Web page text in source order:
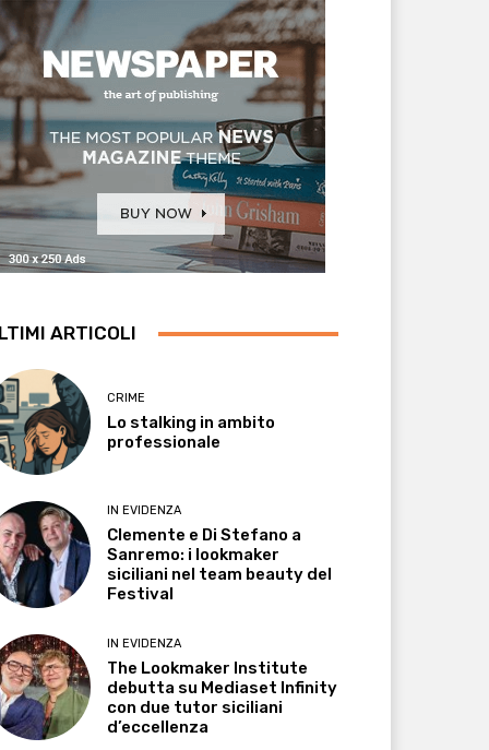
ARTICOLI
CRIME
Lo stalking in ambito
professionale
IN EVIDENZA
Clemente e Di Stefano a
Sanremo: i lookmaker
siciliani nel team beauty del
Festival
IN EVIDENZA
The Lookmaker Institute
debutta su Mediaset Infinity
con due tutor siciliani
d’eccellenza